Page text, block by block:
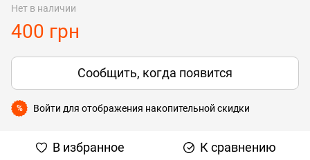
Нет в наличии
400 грн
Сообщить, когда появится
% Войти для отображения накопительной скидки
В избранное К сравнению